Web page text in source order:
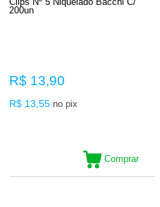
200un
R$ 13,90
R$ 13,55 no pix
Comprar